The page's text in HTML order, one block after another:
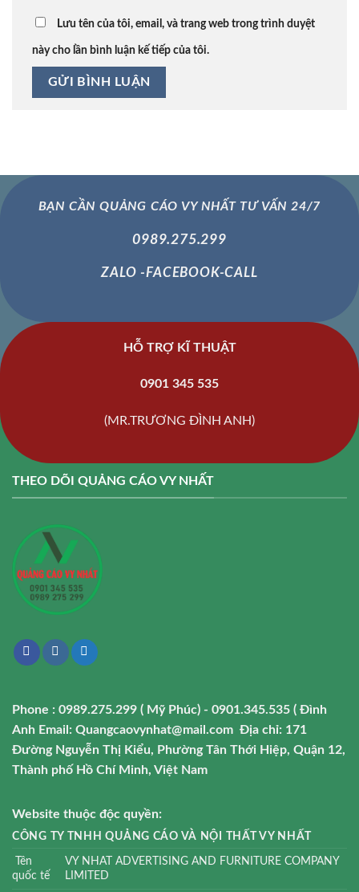
Lưu tên của tôi, email, và trang web trong trình duyệt
này cho lần bình luận kế tiếp của tôi.
BẠN CẦN QUẢNG CÁO VY NHẤT TƯ VẤN 24/7
0989.275.299
ZALO -FACEBOOK-CALL
HỖ TRỢ KĨ THUẬT
0901 345 535
(MR.TRƯƠNG ĐÌNH ANH)
THEO DÕI QUẢNG CÁO VY NHẤT
Phone : 0989.275.299 ( Mỹ Phúc) - 0901.345.535 ( Đình
Anh Email: Quangcaovynhat@mail.com Địa chỉ: 171
Đường Nguyễn Thị Kiểu, Phường Tân Thới Hiệp, Quận 12,
Thành phố Hồ Chí Minh, Việt Nam
Website thuộc độc quyền:
CÔNG TY TNHH QUẢNG CÁO VÀ NỘI THẤT VY NHẤT
Tên
quốc tế
VY NHAT ADVERTISING AND FURNITURE COMPANY
LIMITED